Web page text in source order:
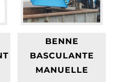
BENNE
BASCULANTE
MANUELLE